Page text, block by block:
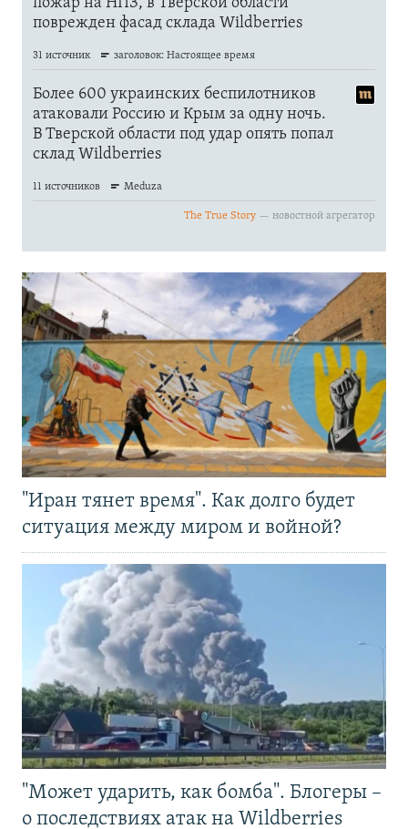
"Иран тянет время". Как долго будет
ситуация между миром и войной?
"Может ударить, как бомба". Блогеры –
о последствиях атак на Wildberries